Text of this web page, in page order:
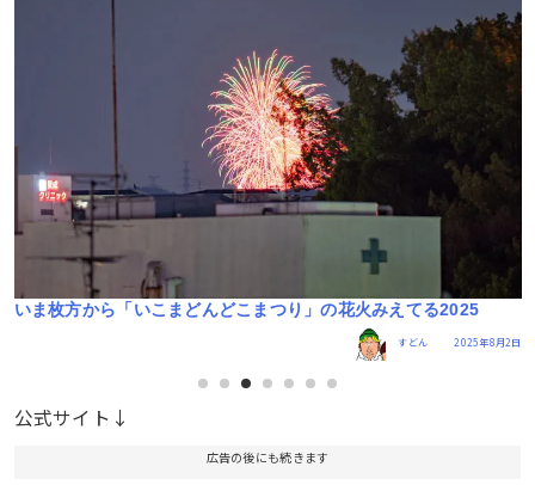
いま枚方から「いこまどんどこまつり」の花火みえてる2025
すどん 2025年8月2日
公式サイト↓
広告の後にも続きます